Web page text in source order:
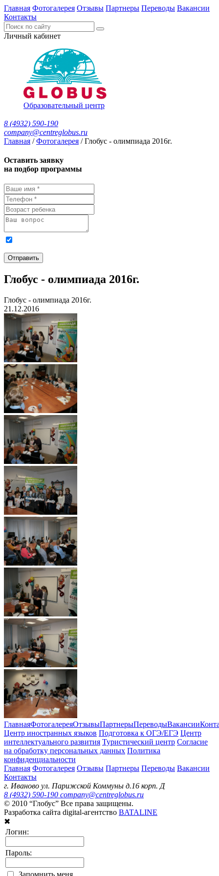
Главная Фотогалерея Отзывы Партнеры Переводы Вакансии
Контакты
Личный кабинет
Образовательный центр
8 (4932) 590-190
company@centreglobus.ru
Главная /Фотогалерея /Глобус - олимпиада 2016г.
Оставить заявку
на подбор программы
Отправить
Глобус - олимпиада 2016г.
Глобус - олимпиада 2016г.
21.12.2016
ГлавнаяФотогалереяОтзывыПартнерыПереводыВакансии
Центр иностранных языков Подготовка к ОГЭ/ЕГЭ Центр
интеллектуального развития Туристический центр Согласие
на обработку персональных данных Политика
конфиденциальности
Главная Фотогалерея Отзывы Партнеры Переводы Вакансии
Контакты
г. Иваново ул. Парижской Коммуны д.16 корп. Д
8 (4932) 590-190 company@centreglobus.ru
© 2010 “Глобус” Все права защищены.
Разработка сайта digital-агентство BATALINE
✖
Логин:
Пароль:
Запомнить меня